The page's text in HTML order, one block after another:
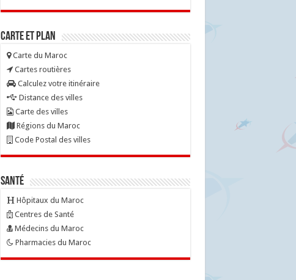
Carte et Plan
Carte du Maroc
Cartes routières
Calculez votre itinéraire
Distance des villes
Carte des villes
Régions du Maroc
Code Postal des villes
Santé
Hôpitaux du Maroc
Centres de Santé
Médecins du Maroc
Pharmacies du Maroc